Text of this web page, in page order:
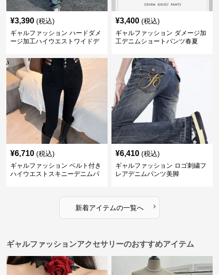
¥3,390 (税込)
ギャルファッション ハードダメ
ージ加工ハイウエストワイドデ
¥3,400 (税込)
ギャルファッション ダメージ加
工デニムショートパンツ春夏
¥6,710 (税込)
ギャルファッション ベルト付き
ハイウエストスキニーデニムパ
¥6,410 (税込)
ギャルファッション ロゴ刺繍フ
レアデニムパンツ美脚
新着アイテムの一覧へ ›
ギャルファッションアクセサリーのおすすめアイテム